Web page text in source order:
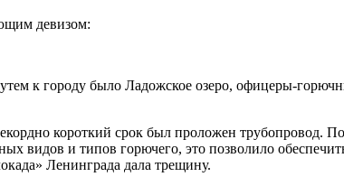
девизом:
к городу было Ладожское озеро, офицеры-
короткий срок был проложен трубопровод.
видов и типов горючего, это позволило
Ленинграда дала трещину.